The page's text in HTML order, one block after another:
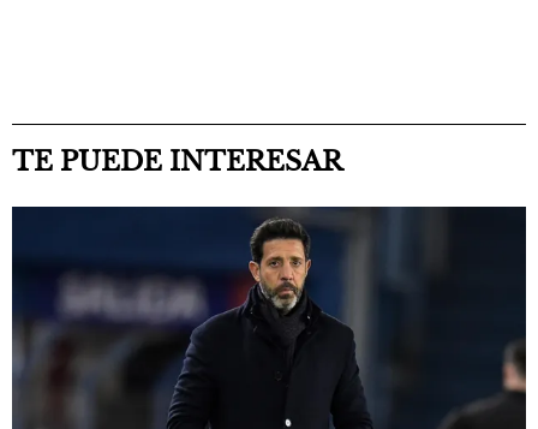
TE PUEDE INTERESAR